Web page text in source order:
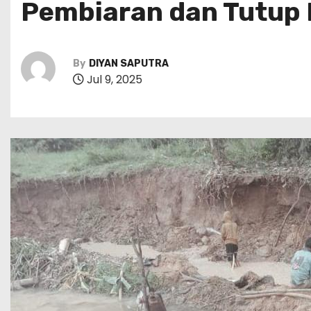
Pembiaran dan Tutup
By DIYAN SAPUTRA
Jul 9, 2025